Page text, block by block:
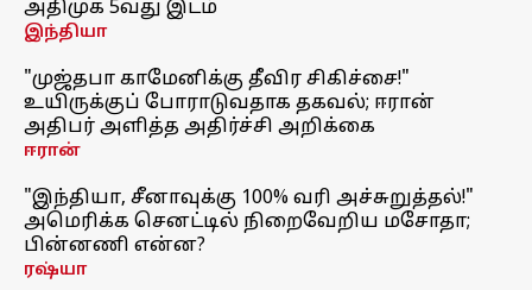
அதிமுக 5வது இடம்
இந்தியா
"முஜ்தபா காமேனிக்கு தீவிர சிகிச்சை!"
உயிருக்குப் போராடுவதாக தகவல்; ஈரான்
அதிபர் அளித்த அதிர்ச்சி அறிக்கை
ஈரான்
"இந்தியா, சீனாவுக்கு 100% வரி அச்சுறுத்தல்!"
அமெரிக்க செனட்டில் நிறைவேறிய மசோதா;
பின்னணி என்ன?
ரஷ்யா